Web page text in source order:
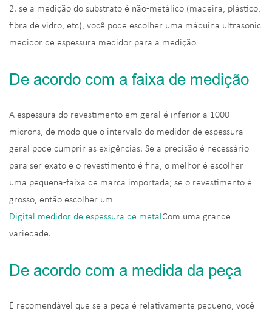
2. se a medição do substrato é não-metálico (madeira, plástico,
fibra de vidro, etc), você pode escolher uma máquina ultrasonic
medidor de espessura medidor para a medição
De acordo com a faixa de medição
A espessura do revestimento em geral é inferior a 1000
microns, de modo que o intervalo do medidor de espessura
geral pode cumprir as exigências. Se a precisão é necessário
para ser exato e o revestimento é fina, o melhor é escolher
uma pequena-faixa de marca importada; se o revestimento é
grosso, então escolher um
Digital medidor de espessura de metal Com uma grande
variedade.
De acordo com a medida da peça
É recomendável que se a peça é relativamente pequeno, você